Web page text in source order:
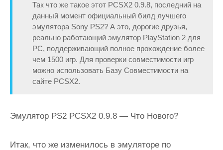
Так что же такое этот PCSX2 0.9.8, последний на
данный момент официальный билд лучшего
эмулятора Sony PS2? А это, дорогие друзья,
реально работающий эмулятор PlayStation 2 для
PC, поддерживающий полное прохождение более
чем 1500 игр. Для проверки совместимости игр
можно использовать Базу Совместимости на
сайте PCSX2.
Эмулятор PS2 PCSX2 0.9.8 — Что Нового?
Итак, что же изменилось в эмуляторе по